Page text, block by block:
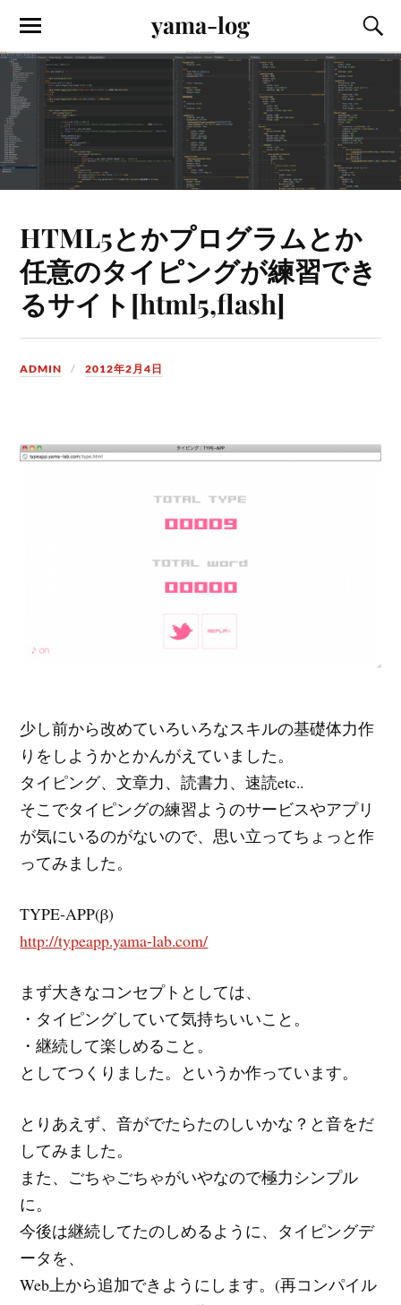
yama-log
HTML5とかプログラムとか
任意のタイピングが練習でき
るサイト[html5,flash]
ADMIN 2012年2月4日
少し前から改めていろいろなスキルの基礎体力作
りをしようかとかんがえていました。
タイピング、文章力、読書力、速読etc..
そこでタイピングの練習ようのサービスやアプリ
が気にいるのがないので、思い立ってちょっと作
ってみました。
TYPE-APP(β)
http://typeapp.yama-lab.com/
まず大きなコンセプトとしては、
・タイピングしていて気持ちいいこと。
・継続して楽しめること。
としてつくりました。というか作っています。
とりあえず、音がでたらたのしいかな？と音をだ
してみました。
また、ごちゃごちゃがいやなので極力シンプル
に。
今後は継続してたのしめるように、タイピングデ
ータを、
Web上から追加できようにします。(再コンパイル